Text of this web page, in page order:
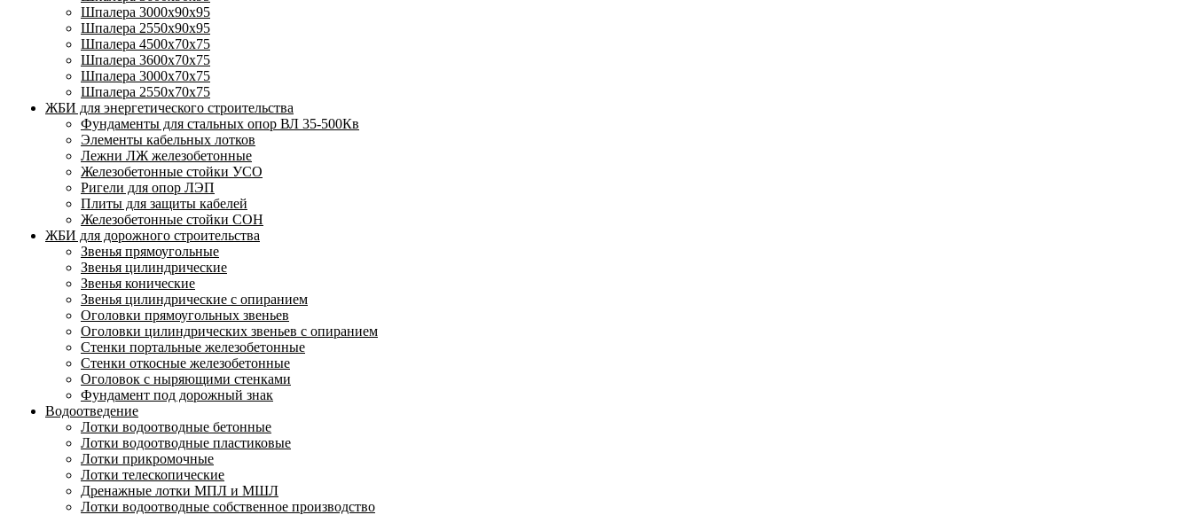
Шпалера 3000х90х95
Шпалера 2550х90х95
Шпалера 4500х70х75
Шпалера 3600х70х75
Шпалера 3000х70х75
Шпалера 2550х70х75
ЖБИ для энергетического строительства
Фундаменты для стальных опор ВЛ 35-500Кв
Элементы кабельных лотков
Лежни ЛЖ железобетонные
Железобетонные стойки УСО
Ригели для опор ЛЭП
Плиты для защиты кабелей
Железобетонные стойки СОН
ЖБИ для дорожного строительства
Звенья прямоугольные
Звенья цилиндрические
Звенья конические
Звенья цилиндрические с опиранием
Оголовки прямоугольных звеньев
Оголовки цилиндрических звеньев с опиранием
Стенки портальные железобетонные
Стенки откосные железобетонные
Оголовок с ныряющими стенками
Фундамент под дорожный знак
Водоотведение
Лотки водоотводные бетонные
Лотки водоотводные пластиковые
Лотки прикромочные
Лотки телескопические
Дренажные лотки МПЛ и МШЛ
Лотки водоотводные собственное производство